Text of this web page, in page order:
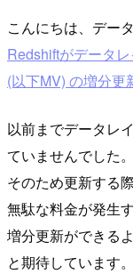
こんにちは、デー
Redshiftがデータ
(以下MV) の増分
以前までデータレ
ていませんでした。
そのため更新する
無駄な料金が発生
増分更新ができる
と期待しています。